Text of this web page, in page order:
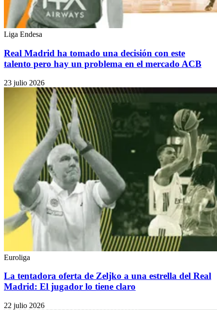
Liga Endesa
Real Madrid ha tomado una decisión con este
talento pero hay un problema en el mercado ACB
23 julio 2026
Euroliga
La tentadora oferta de Zeljko a una estrella del Real
Madrid: El jugador lo tiene claro
22 julio 2026